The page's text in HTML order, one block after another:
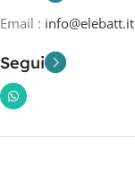
Email : info@elebatt.it
Segui